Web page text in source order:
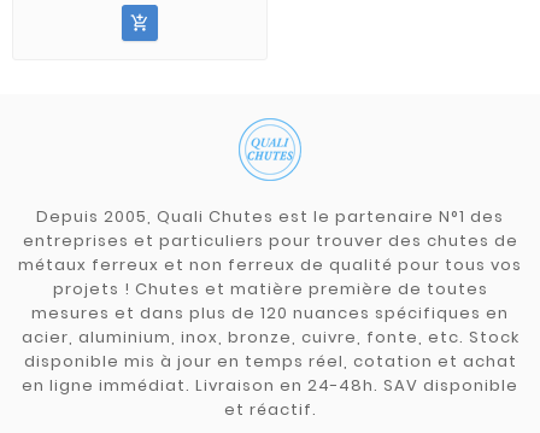

Depuis 2005, Quali Chutes est le partenaire N°1 des
entreprises et particuliers pour trouver des chutes de
métaux ferreux et non ferreux de qualité pour tous vos
projets ! Chutes et matière première de toutes
mesures et dans plus de 120 nuances spécifiques en
acier, aluminium, inox, bronze, cuivre, fonte, etc. Stock
disponible mis à jour en temps réel, cotation et achat
en ligne immédiat. Livraison en 24-48h. SAV disponible
et réactif.